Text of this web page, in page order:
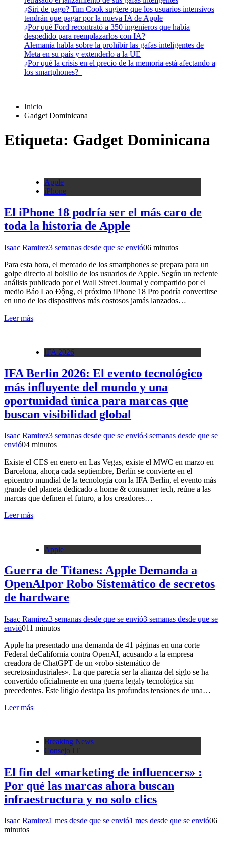
¿Siri de pago? Tim Cook sugiere que los usuarios intensivos
tendrán que pagar por la nueva IA de Apple
¿Por qué Ford recontrató a 350 ingenieros que había
despedido para reemplazarlos con IA?
Alemania habla sobre la prohibir las gafas inteligentes de
Meta en su país y extenderlo a la UE
¿Por qué la crisis en el precio de la memoria está afectando a
los smartphones?
Inicio
Gadget Dominicana
Etiqueta: Gadget Dominicana
Apple
iPhone
El iPhone 18 podría ser el más caro de
toda la historia de Apple
Isaac Ramirez3 semanas desde que se envió06 minutos
Para esta hora, el mercado de los smartphones se prepara para un
golpe directo al bolsillo de los usuarios de Apple. Según un reciente
análisis publicado por el Wall Street Journal y compartido por el
medio Báo Lao Động, el próximo iPhone 18 Pro podría convertirse
en uno de los dispositivos más costosos jamás lanzados…
Leer más
IFA 2026
IFA Berlin 2026: El evento tecnológico
más influyente del mundo y una
oportunidad única para marcas que
buscan visibilidad global
Isaac Ramirez3 semanas desde que se envió3 semanas desde que se
envió04 minutos
Existe el CES en enero en Las Vegas, existe el MWC en marzo en
Barcelona, ahor,a cada septiembre, Berlín se convierte en el
epicentro mundial de la tecnología con la IFA Berlin, el evento más
grande del planeta dedicado a home & consumer tech, reúne a las
marcas que definen el futuro, a los creadores…
Leer más
Apple
Guerra de Titanes: Apple Demanda a
OpenAIpor Robo Sistemático de secretos
de hardware
Isaac Ramirez3 semanas desde que se envió3 semanas desde que se
envió011 minutos
Apple ha presentado una demanda de 41 páginas en una corte
Federal deCalifornia contra OpenAI, acusando a la empresa
creadora de ChatGPT de un «robo sistemático de
secretosindustriales». La que parecía ser la alianza del siglo se ha
convertido oficialmente en una guerra legaly tecnológica sin
precedentes. Este litigio destapa las profundas tensiones de una…
Leer más
Breaking News
Consejo IT
El fin del «marketing de influencers» :
Por qué las marcas ahora buscan
infraestructura y no solo clics
Isaac Ramirez1 mes desde que se envió1 mes desde que se envió06
minutos